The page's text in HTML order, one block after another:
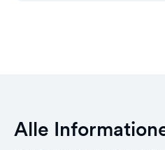
Alle